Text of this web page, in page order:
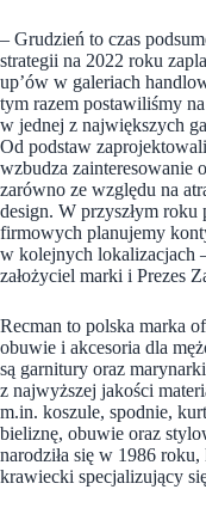
– Grudzień to czas
strategii na 2022 roku
up’ów w galeriach
tym razem postawiliśmy
w jednej z największych
Od podstaw
wzbudza zainteresowanie
zarówno ze względu na
design. W przyszłym
firmowych planujemy
w kolejnych lokalizacjach
założyciel marki i Prezes
Recman to polska marka
obuwie i akcesoria dla
są garnitury oraz
z najwyższej jakości
m.in. koszule, spodnie,
bieliznę, obuwie oraz
narodziła się w 1986
krawiecki specjalizujący